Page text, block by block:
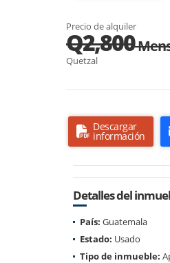
Precio de alquiler
Q2,800
Quetzal
Descargar
información
Detalles del
País: Guatemala
Estado: Usado
Tipo de inmueble: